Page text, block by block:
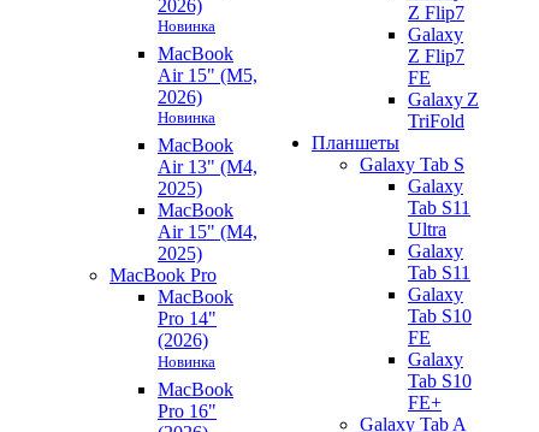
2026)
Новинка
MacBook
Air 15" (M5,
2026)
Новинка
MacBook
Air 13" (M4,
2025)
MacBook
Air 15" (M4,
2025)
MacBook Pro
MacBook
Pro 14"
(2026)
Новинка
MacBook
Pro 16"
Z Flip7
Galaxy
Z Flip7
FE
Galaxy Z
TriFold
Планшеты
Galaxy Tab S
Galaxy
Tab S11
Ultra
Galaxy
Tab S11
Galaxy
Tab S10
FE
Galaxy
Tab S10
FE+
Galaxy Tab A